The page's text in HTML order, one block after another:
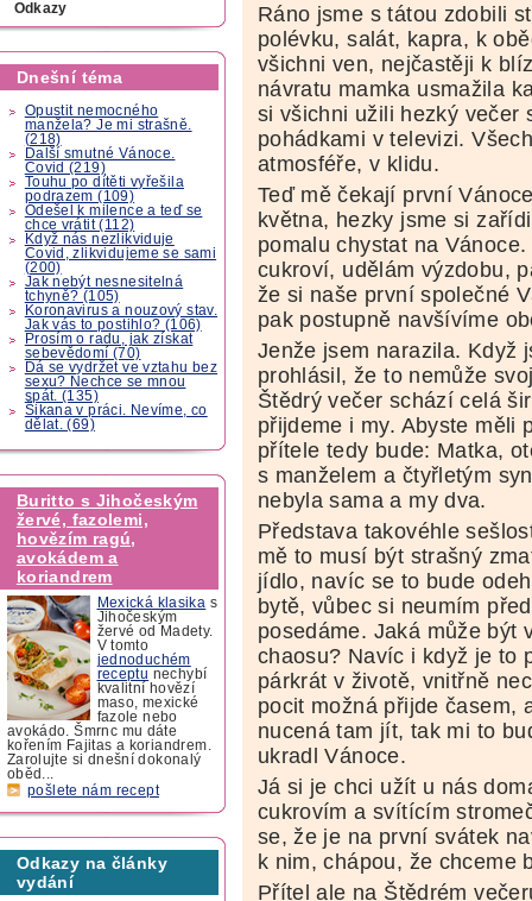
Odkazy
Dnešní téma
Opustit nemocného
manžela? Je mi strašně.
(218)
Další smutné Vánoce.
Covid (219)
Touhu po dítěti vyřešila
podrazem (109)
Odešel k milence a teď se
chce vrátit (112)
Když nás nezlikviduje
Covid, zlikvidujeme se sami
(200)
Jak nebýt nesnesitelná
tchyně? (105)
Koronavirus a nouzový stav.
Jak vás to postihlo? (106)
Prosím o radu, jak získat
sebevědomí (70)
Dá se vydržet ve vztahu bez
sexu? Nechce se mnou
spát. (135)
Šikana v práci. Nevíme, co
dělat. (69)
Buritto s Jihočeským
žervé, fazolemi,
hovězím ragú,
avokádem a
koriandrem
Mexická klasika s
Jihočeským
žervé od Madety.
V tomto
jednoduchém
receptu nechybí
kvalitní hovězí
maso, mexické
fazole nebo
avokádo. Šmrnc mu dáte
kořením Fajitas a koriandrem.
Zarolujte si dnešní dokonalý
oběd...
pošlete nám recept
Odkazy na články
vydání
Ráno jsme s tátou zdobili
polévku, salát, kapra, k
všichni ven, nejčastěji k
návratu mamka usmažila
si všichni užili hezký večer
pohádkami v televizi.
atmosféře, v klidu.
Teď mě čekají první
května, hezky jsme si
pomalu chystat na
cukroví, udělám výzdobu,
že si naše první společné
pak postupně navšívíme
Jenže jsem narazila. Když
prohlásil, že to nemůže
Štědrý večer schází celá
přijdeme i my. Abyste měli
přítele tedy bude: Matka,
s manželem a čtyřletým
nebyla sama a my dva.
Představa takovéhle
mě to musí být strašný
jídlo, navíc se to bude
bytě, vůbec si neumím
posedáme. Jaká může být
chaosu? Navíc i když je to
párkrát v životě, vnitřně
pocit možná přijde časem,
nucená tam jít, tak mi to
ukradl Vánoce.
Já si je chci užít u nás
cukrovím a svítícím
se, že je na první svátek
k nim, chápou, že chceme
Přítel ale na Štědrém